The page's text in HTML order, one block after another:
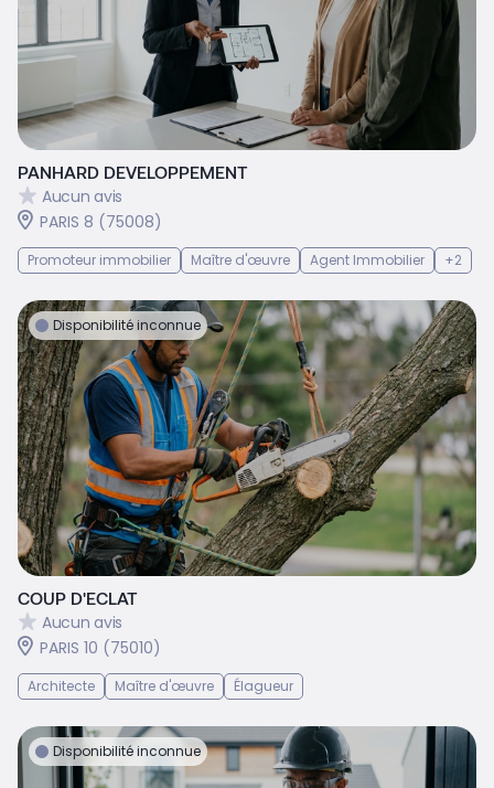
PANHARD DEVELOPPEMENT
Aucun avis
PARIS 8 (75008)
Promoteur immobilier Maître d'œuvre Agent Immobilier +2
Disponibilité inconnue
COUP D'ECLAT
Aucun avis
PARIS 10 (75010)
Architecte Maître d'œuvre Élagueur
Disponibilité inconnue